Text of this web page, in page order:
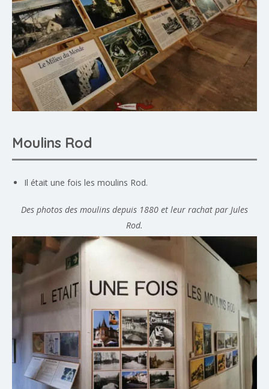
Moulins Rod
Il était une fois les moulins Rod.
Des photos des moulins depuis 1880 et leur rachat par Jules
Rod.